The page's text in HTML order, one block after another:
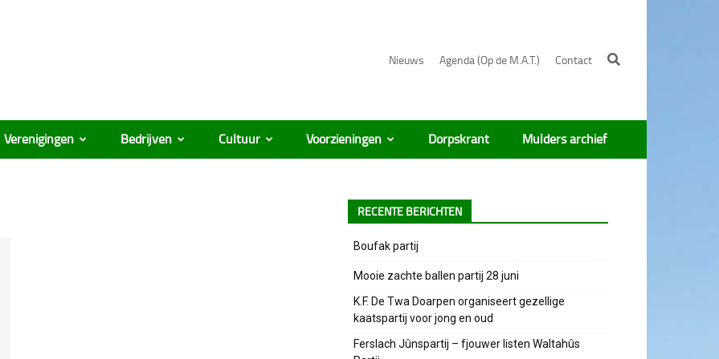
Nieuws Agenda (Op de M.A.T.) Contact
Verenigingen Bedrijven Cultuur Voorzieningen Dorpskrant Mulders archief
RECENTE BERICHTEN
Boufak partij
Mooie zachte ballen partij 28 juni
K.F. De Twa Doarpen organiseert gezellige
kaatspartij voor jong en oud
Ferslach Jûnspartij – fjouwer listen Waltahûs